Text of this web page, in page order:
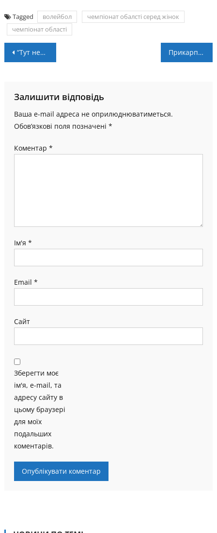
Tagged волейбол
чемпіонат обалсті серед жінок
чемпіонат області
Навігація
“Тут нереально їздити”: франківські автоспортсмени просять владу модернізувати старий автодром у Хриплині (ВІДЕО) Прикарпатські футболістки допомогли збірній здолати Фарери
Залишити відповідь
Ваша e-mail адреса не оприлюднюватиметься.
Обов’язкові поля позначені *
Коментар *
Ім'я *
Email *
Сайт
Зберегти моє
ім'я, e-mail, та
адресу сайту в
цьому браузері
для моїх
подальших
коментарів.